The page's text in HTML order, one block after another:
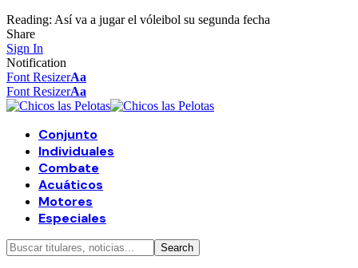
Reading: Así va a jugar el vóleibol su segunda fecha
Share
Sign In
Notification
Font ResizerAa
Font ResizerAa
Conjunto
Individuales
Combate
Acuáticos
Motores
Especiales